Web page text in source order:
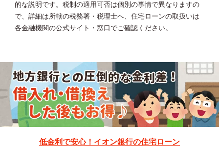
的な説明です。税制の適用可否は個別の事情で異なりますの
で、詳細は所轄の税務署・税理士へ、住宅ローンの取扱いは
各金融機関の公式サイト・窓口でご確認ください。
低金利で安心！イオン銀行の住宅ローン